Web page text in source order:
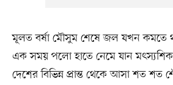
মূলত বর্ষা মৌসুম শেষে জল যখন
এক সময় পলো হাতে নেমে যান
দেশের বিভিন্ন প্রান্ত থেকে আসা শত শত